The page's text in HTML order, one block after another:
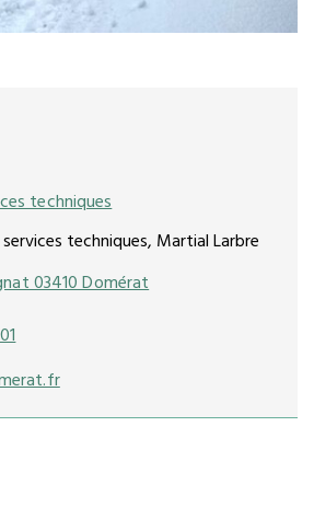
techniques
techniques, Martial Larbre
03410 Domérat